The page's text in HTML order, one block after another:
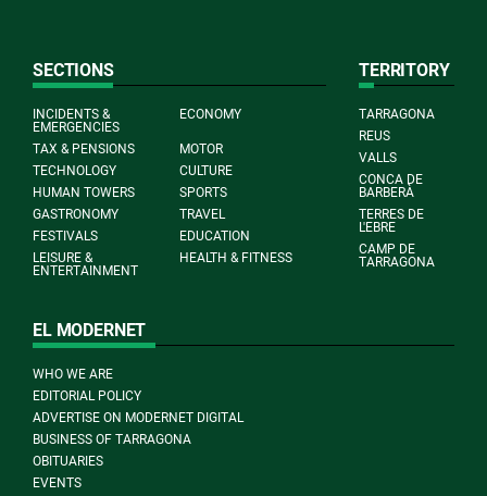
SECTIONS
INCIDENTS &
EMERGENCIES
ECONOMY
TAX & PENSIONS
MOTOR
TECHNOLOGY
CULTURE
HUMAN TOWERS
SPORTS
GASTRONOMY
TRAVEL
FESTIVALS
EDUCATION
LEISURE &
ENTERTAINMENT
HEALTH & FITNESS
TERRITORY
TARRAGONA
REUS
VALLS
CONCA DE
BARBERÀ
TERRES DE
L'EBRE
CAMP DE
TARRAGONA
EL MODERNET
WHO WE ARE
EDITORIAL POLICY
ADVERTISE ON MODERNET DIGITAL
BUSINESS OF TARRAGONA
OBITUARIES
EVENTS